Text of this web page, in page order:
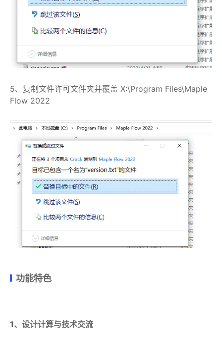
5、复制文件许可文件夹并覆盖 X:\Program Files\Maple
Flow 2022
功能特色
1、设计计算与技术交流